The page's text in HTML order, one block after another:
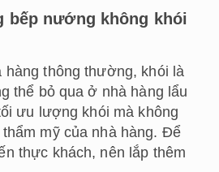
bếp nướng không khói
thông thường, khói là
thể bỏ qua ở nhà hàng lẩu
ưu lượng khói mà không
mỹ của nhà hàng. Để
thực khách, nên lắp thêm